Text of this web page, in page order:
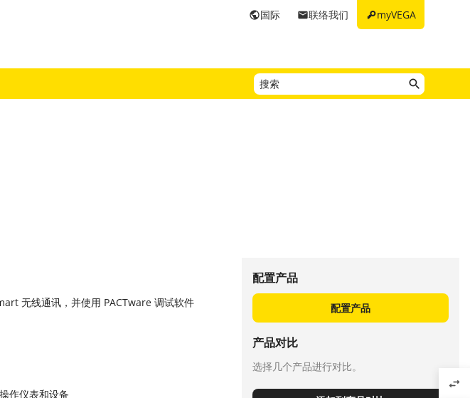
keymyVEGA
email联络我们
public国际
无线通讯，并使用 PACTware 调试软件
作仪表和设备
配置产品
配置产品
产品对比
选择几个产品进行对比。
swap_horiz